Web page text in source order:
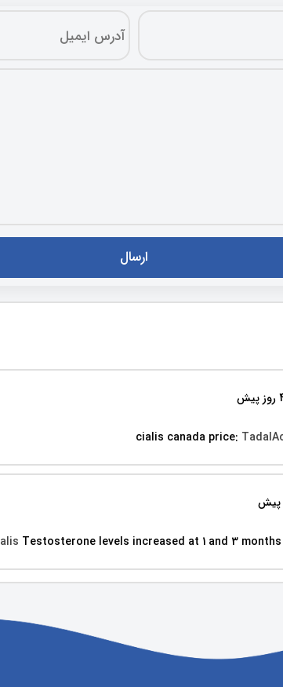
cialis canada price:
Testosterone levels increased at 1 and 3